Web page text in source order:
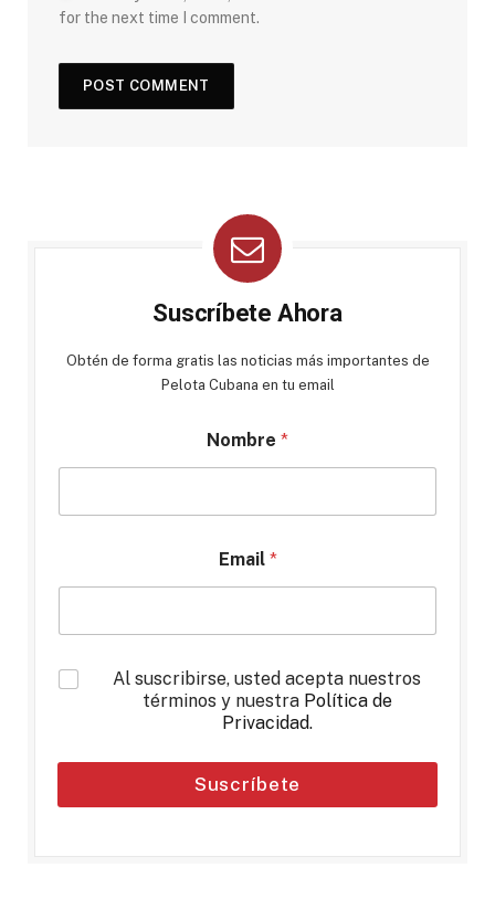
for the next time I comment.
Suscríbete Ahora
Obtén de forma gratis las noticias más importantes de
Pelota Cubana en tu email
Nombre *
Email *
*
Al suscribirse, usted acepta nuestros
términos y nuestra Política de
Privacidad.
Suscríbete